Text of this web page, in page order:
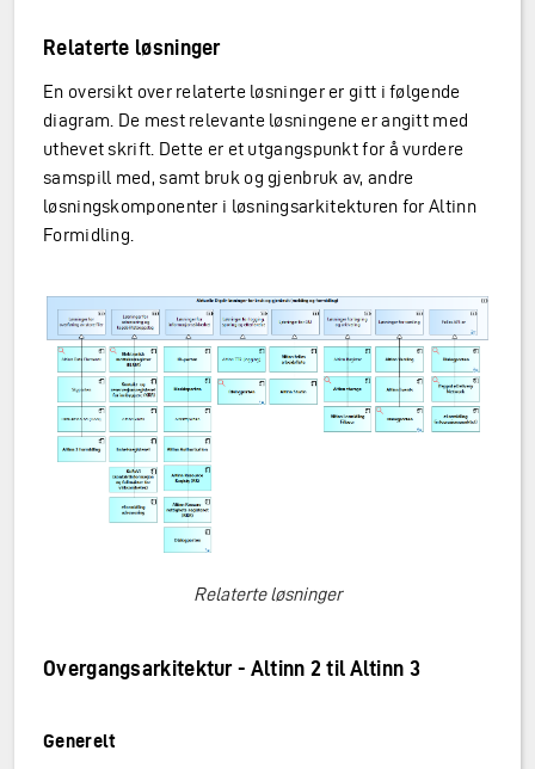
Relaterte løsninger
En oversikt over relaterte løsninger er gitt i følgende
diagram. De mest relevante løsningene er angitt med
uthevet skrift. Dette er et utgangspunkt for å vurdere
samspill med, samt bruk og gjenbruk av, andre
løsningskomponenter i løsningsarkitekturen for Altinn
Formidling.
Relaterte løsninger
Overgangsarkitektur - Altinn 2 til Altinn 3
Generelt